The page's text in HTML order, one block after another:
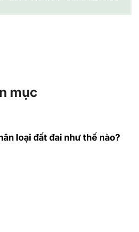
mục
loại đất đai như thế nào?